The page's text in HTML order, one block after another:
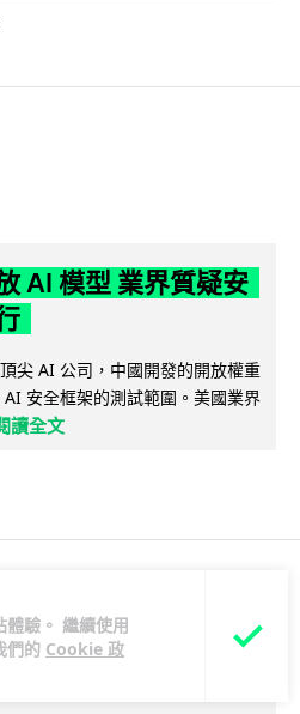
驗。 繼續使用
們的 Cookie 政
AI 模型 業界質疑安
尖 AI 公司，中國開發的開放權重
安全框架的測試範圍。美國業界
讀全文